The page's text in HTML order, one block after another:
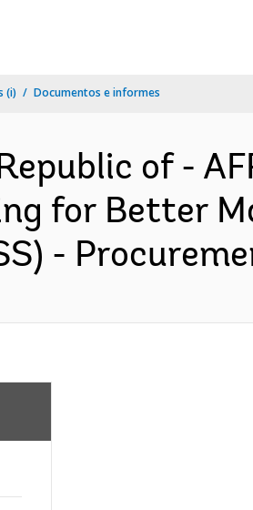
(i) Documentos e informes
of -
for Better
-